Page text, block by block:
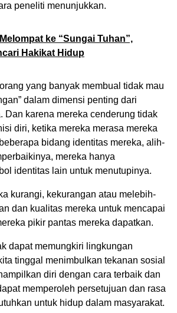
peneliti menunjukkan.
Melompat ke “Sungai Tuhan”,
Hakikat Hidup
yang banyak membual tidak mau
dalam dimensi penting dari
Dan karena mereka cenderung tidak
diri, ketika mereka merasa mereka
bidang identitas mereka, alih-
mereka hanya
identitas lain untuk menutupinya.
kurangi, kekurangan atau melebih-
dan kualitas mereka untuk mencapai
pikir pantas mereka dapatkan.
dapat memungkiri lingkungan
tinggal menimbulkan tekanan sosial
diri dengan cara terbaik dan
memperoleh persetujuan dan rasa
untuk hidup dalam masyarakat.